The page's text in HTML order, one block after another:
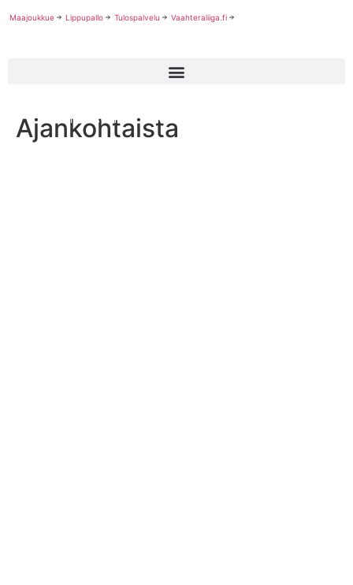
Maajoukkue Lippupallo Tulospalvelu Vaahteraliiga.fi
Ajankohtaista
Puolustusvoimien Urheilukoulu kutsuu nuoria futareita